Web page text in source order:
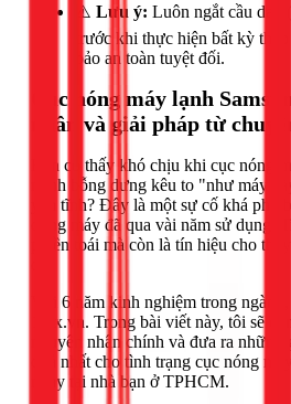
⚠️ Lưu ý: Luôn ngắt cầu dao
trước khi thực hiện bất kỳ
bảo an toàn tuyệt đối.
Cục nóng máy lạnh
nhân và giải pháp từ
Bạn có thấy khó chịu khi cục nóng
mình bỗng dưng kêu to "như máy
yên tĩnh? Đây là một sự cố khá phổ
dòng máy đã qua vài năm sử dụng.
phiền toái mà còn là tín hiệu cho
Với 6 năm kinh nghiệm trong
1Fix.vn. Trong bài viết này, tôi sẽ
nguyên nhân chính và đưa ra
quả nhất cho tình trạng cục nóng
ngay tại nhà bạn ở TPHCM.